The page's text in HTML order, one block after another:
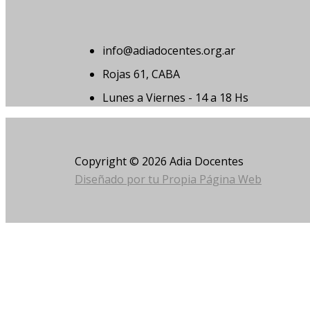
info@adiadocentes.org.ar
Rojas 61, CABA
Lunes a Viernes - 14 a 18 Hs
Copyright © 2026 Adia Docentes
Diseñado por tu Propia Página Web